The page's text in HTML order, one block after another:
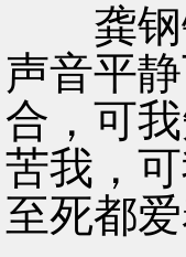
龚钢铁
声音平
合，可
苦我，
至死都